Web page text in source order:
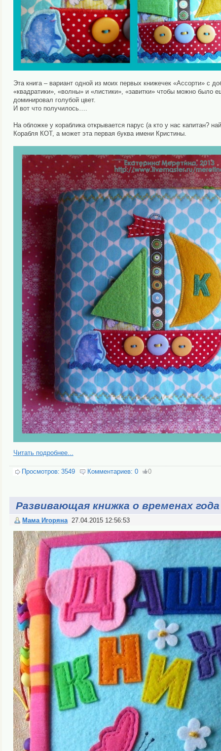
Эта книга – вариант одной из моих первых книжечек «Ассорти» с
«квадратики», «волны» и «листики», «завитки» чтобы можно было
доминировал голубой цвет.
И вот что получилось….
На обложке у кораблика открывается парус (а кто у нас капитан?
Корабля КОТ, а может эта первая буква имени Кристины.
Читать подробнее...
Просмотров: 3549 Комментариев: 0 0
Развивающая книжка о временах года
Мама Игоряна 27.04.2015 12:56:53